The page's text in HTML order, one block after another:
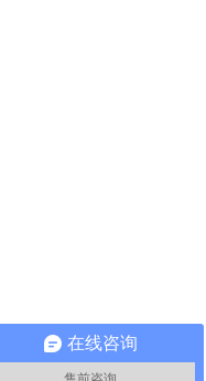
在线咨询